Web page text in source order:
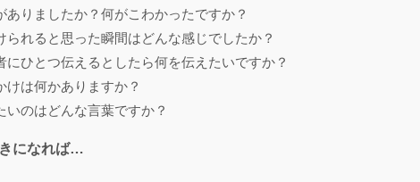
りましたか？何がこわかったですか？
れると思った瞬間はどんな感じでしたか？
にひとつ伝えるとしたら何を伝えたいですか？
は何かありますか？
のはどんな言葉ですか？
になれば…